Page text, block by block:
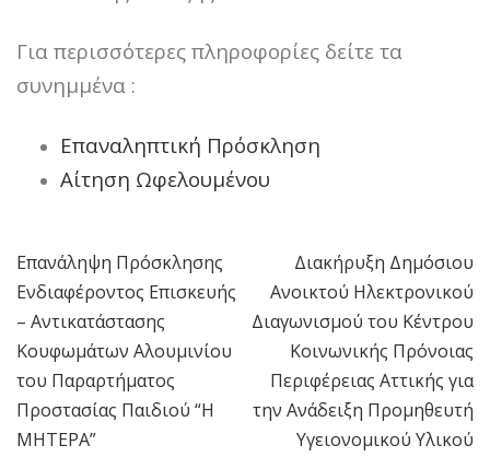
Για περισσότερες πληροφορίες δείτε τα
συνημμένα :
Επαναληπτική Πρόσκληση
Αίτηση Ωφελουμένου
Πλοήγηση
άρθρων
Επανάληψη Πρόσκλησης
Ενδιαφέροντος Επισκευής
– Αντικατάστασης
Κουφωμάτων Αλουμινίου
του Παραρτήματος
Προστασίας Παιδιού “Η
ΜΗΤΕΡΑ”
Διακήρυξη Δημόσιου
Ανοικτού Ηλεκτρονικού
Διαγωνισμού του Κέντρου
Κοινωνικής Πρόνοιας
Περιφέρειας Αττικής για
την Ανάδειξη Προμηθευτή
Υγειονομικού Υλικού